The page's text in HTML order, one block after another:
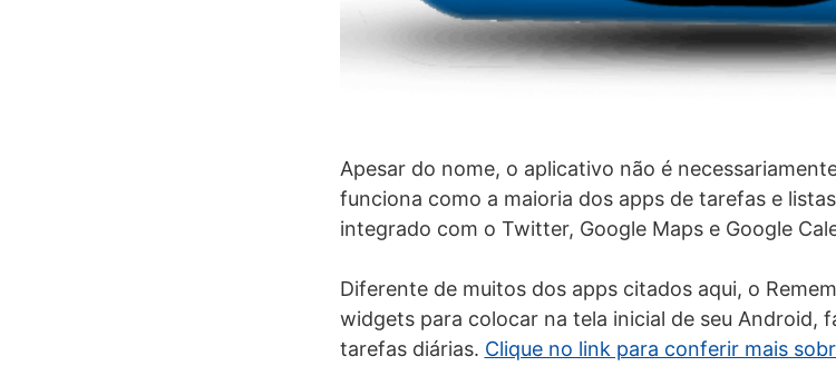
Apesar do nome, o aplicativo não é
funciona como a maioria dos apps de tarefas e
integrado com o Twitter, Google Maps e Google
Diferente de muitos dos apps citados aqui, o
widgets para colocar na tela inicial de seu Android,
tarefas diárias. Clique no link para conferir mais